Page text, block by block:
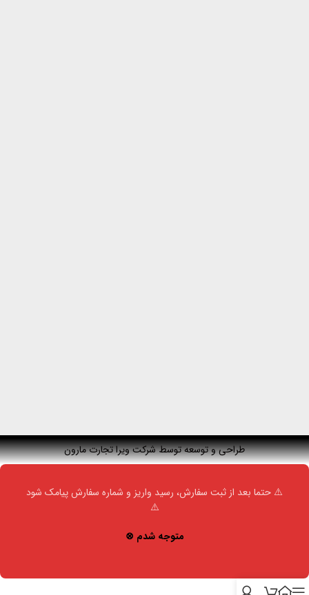
طراحی و توسعه توسط شرکت ویرا تجارت مارون
⚠️ حتما بعد از ثبت سفارش، رسید واریز و شماره سفارش پیامک شود
⚠️
متوجه شدم ⊗